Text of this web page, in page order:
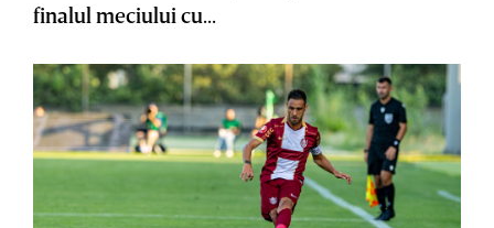
finalul meciului cu...